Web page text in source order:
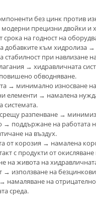
без цинк против
модерни прецизни двойки и
срока на годност на
добавките към хидролиза
стабилност при навлизане
→ хидравличната
обводняване.
→ минимално износване
елементи → намалена
системата.
разпенване →
→ поддържане на работата
на въздух.
от корозия → намалена
с продукти от
на живота на
→ използване на
намаляване на
среда.